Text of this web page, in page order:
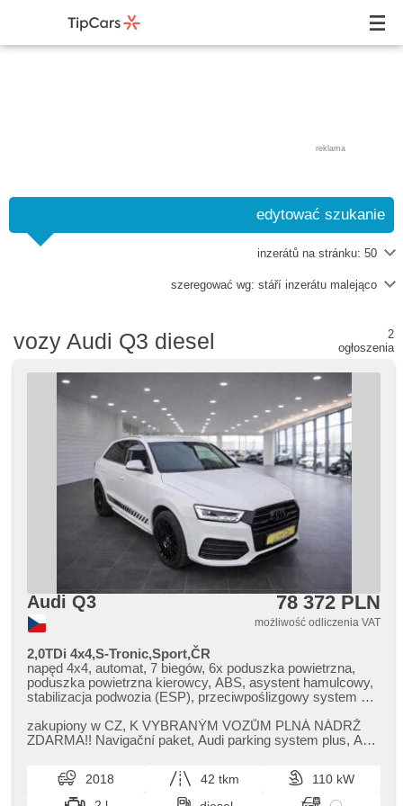
reklama
edytować szukanie
inzerátů na stránku: 50
szeregować wg: stáří inzerátu malejąco
vozy Audi Q3 diesel
2
ogłoszenia
Audi Q3 78 372 PLN
możliwość odliczenia VAT
2,0TDi 4x4,S-Tronic,Sport,ČR
napęd 4x4, automat, 7 biegów, 6x poduszka powietrzna,
poduszka powietrzna kierowcy, ABS, asystent hamulcowy,
stabilizacja podwozia (ESP), przeciwpoślizgowy system kół
klimatyzacja, klimatronic, klimatyzacja, tempomat, bi-
xenonové světlomety, światła do jazdy dziennej, LED denní
aluminiowe, spełnia EURO VI, komputer pokładowy, volba
jízdního režimu, elektronická ruční brzda, nawigacja
satelitarna, parkovací senzory přední, parkovací senzory
zakupiony w CZ,​ K VYBRANÝM VOZŮM PLNÁ NÁDRŽ
ZDARMA!! Navigační paket,​ Audi parking system plus,​ Audi
2018 42 tkm
110 kW